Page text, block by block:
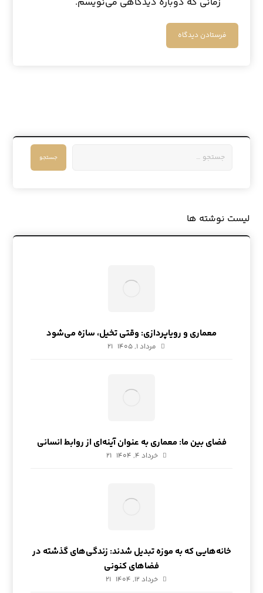
لیست نوشته ها
معماری و رویاپردازی: وقتی تخیل، سازه می‌شود
مرداد ۱, ۱۴۰۵ 21
فضای بین ما: معماری به عنوان آینه‌ای از روابط انسانی
خرداد ۴, ۱۴۰۴ 21
خانه‌هایی که به موزه تبدیل شدند: زندگی‌های گذشته در
فضاهای کنونی
خرداد ۱۲, ۱۴۰۴ 21